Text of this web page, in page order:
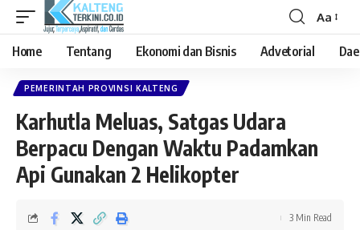
Font
Resizer
Aa
Home Tentang Ekonomi dan Bisnis Advetorial
PEMERINTAH PROVINSI KALTENG
Karhutla Meluas, Satgas Udara
Berpacu Dengan Waktu Padamkan
Api Gunakan 2 Helikopter
3 Min Read